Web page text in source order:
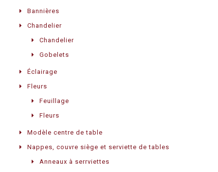
Bannières
Chandelier
Chandelier
Gobelets
Éclairage
Fleurs
Feuillage
Fleurs
Modèle centre de table
Nappes, couvre siège et serviette de tables
Anneaux à serrviettes